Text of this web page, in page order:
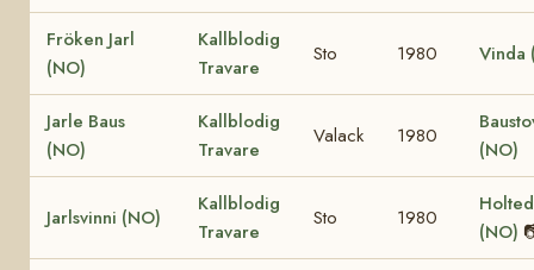
Fröken Jarl
(NO)
Kallblodig
Travare
Sto 1980 Vinda
Jarle Baus
(NO)
Kallblodig
Travare
Valack 1980
(NO)
Jarlsvinni (NO)
Kallblodig
Travare
Sto 1980
(NO)